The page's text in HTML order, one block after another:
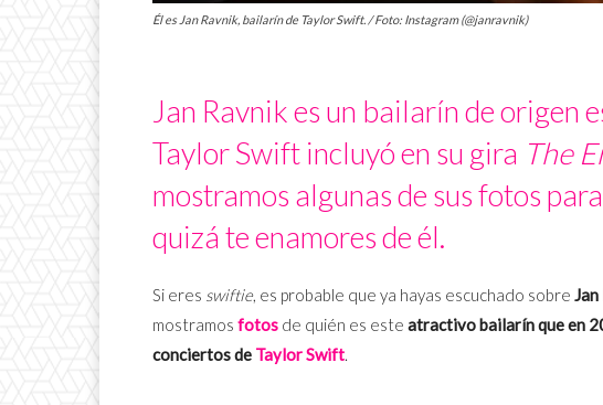
Él es Jan Ravnik, bailarín de Taylor Swift. / Foto: Instagram (@janravnik)
Jan Ravnik es un bailarín de origen
Taylor Swift incluyó en su gira The
mostramos algunas de sus fotos
quizá te enamores de él.
Si eres swiftie, es probable que ya hayas escuchado sobre Jan
mostramos fotos de quién es este atractivo bailarín que en
conciertos de Taylor Swift.